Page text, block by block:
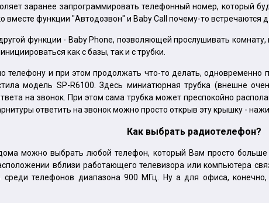
заранее запрограммировать телефонный номер, который
вместе функции "Автодозвон" и Baby Call почему-то встречаются
функции - Baby Phone, позволяющей прослушивать
как с базы, так и с трубки.
телефону и при этом продолжать что-то делать,
модель SP-R6100. Здесь миниатюрная трубка (внешне
на звонок. При этом сама трубка может преспокойно
ответить на звонок можно просто открыв эту крышку -
Как выбрать радиотелефон?
можно выбрать любой телефон, который Вам просто больше
вблизи работающего телевизора или компьютера
телефонов диапазона 900 МГц. Ну а для офиса,